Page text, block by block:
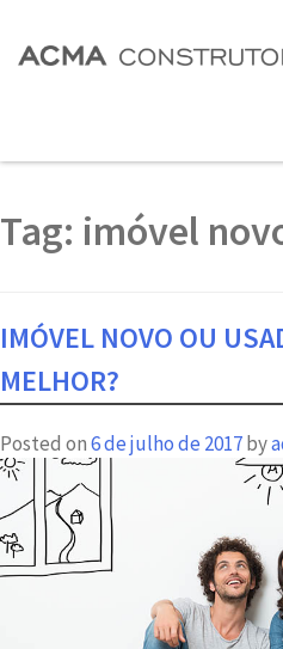
Tag: imóvel
IMÓVEL NOVO OU
MELHOR?
Posted on6 de julho de 2017by